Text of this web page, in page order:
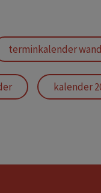
terminkalender
kalender
kalender